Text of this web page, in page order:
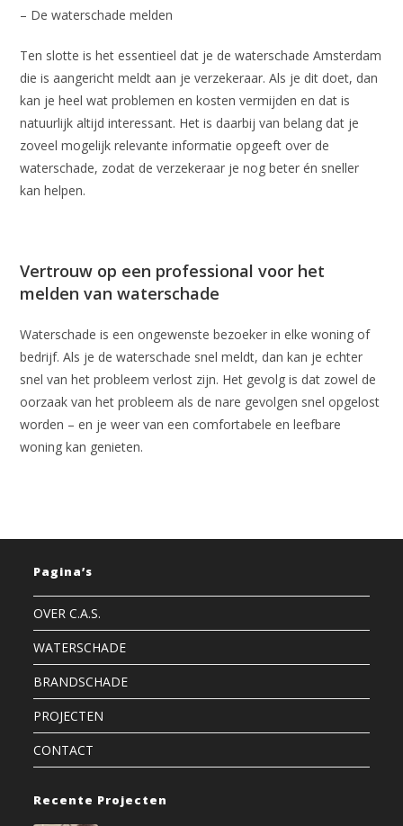
– De waterschade melden
Ten slotte is het essentieel dat je de waterschade Amsterdam
die is aangericht meldt aan je verzekeraar. Als je dit doet, dan
kan je heel wat problemen en kosten vermijden en dat is
natuurlijk altijd interessant. Het is daarbij van belang dat je
zoveel mogelijk relevante informatie opgeeft over de
waterschade, zodat de verzekeraar je nog beter én sneller
kan helpen.
Vertrouw op een professional voor het
melden van waterschade
Waterschade is een ongewenste bezoeker in elke woning of
bedrijf. Als je de waterschade snel meldt, dan kan je echter
snel van het probleem verlost zijn. Het gevolg is dat zowel de
oorzaak van het probleem als de nare gevolgen snel opgelost
worden – en je weer van een comfortabele en leefbare
woning kan genieten.
Pagina’s
OVER C.A.S.
WATERSCHADE
BRANDSCHADE
PROJECTEN
CONTACT
Recente Projecten